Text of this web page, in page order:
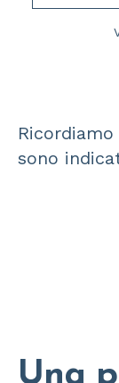
sono
Una